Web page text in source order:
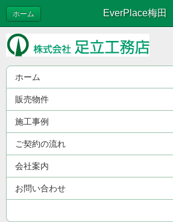
EverPlace梅田
ホーム
ホーム
販売物件
施工事例
ご契約の流れ
会社案内
お問い合わせ